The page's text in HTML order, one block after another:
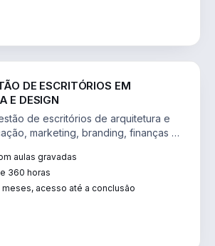
DE ESCRITÓRIOS EM
E DESIGN
de escritórios de arquitetura e
marketing, branding, finanças e
aulas gravadas
360 horas
meses, acesso até a conclusão